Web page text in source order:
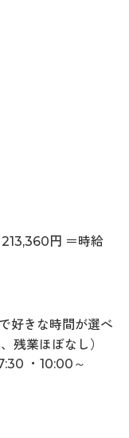
円 ＝時給
好きな時間が選べ
残業ほぼなし）
・10:00～